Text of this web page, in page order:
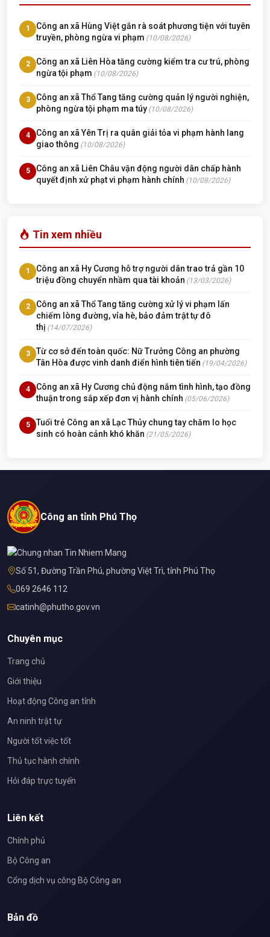
1
Công an xã Hùng Việt gắn rà soát phương tiện với tuyên
truyền, phòng ngừa vi phạm (10/08/2026)
2
Công an xã Liên Hòa tăng cường kiểm tra cư trú, phòng
ngừa tội phạm (10/08/2026)
3
Công an xã Thổ Tang tăng cường quản lý người nghiện,
phòng ngừa tội phạm ma túy (10/08/2026)
4
Công an xã Yên Trị ra quân giải tỏa vi phạm hành lang
giao thông (10/08/2026)
5
Công an xã Liên Châu vận động người dân chấp hành
quyết định xử phạt vi phạm hành chính (10/08/2026)
Tin xem nhiều
1
Công an xã Hy Cương hỗ trợ người dân trao trả gần 10
triệu đồng chuyển nhầm qua tài khoản (13/03/2026)
2
Công an xã Thổ Tang tăng cường xử lý vi phạm lấn
chiếm lòng đường, vỉa hè, bảo đảm trật tự đô
thị (14/07/2026)
3
Từ cơ sở đến toàn quốc: Nữ Trưởng Công an phường
Tân Hòa được vinh danh điển hình tiên tiến (19/04/2026)
4
Công an xã Hy Cương chủ động nắm tình hình, tạo đồng
thuận trong sắp xếp đơn vị hành chính (05/06/2026)
5
Tuổi trẻ Công an xã Lạc Thủy chung tay chăm lo học
sinh có hoàn cảnh khó khăn (21/05/2026)
Công an tỉnh Phú Thọ
Số 51, Đường Trần Phú, phường Việt Trì, tỉnh Phú Thọ
069 2646 112
catinh@phutho.gov.vn
Chuyên mục
Trang chủ
Giới thiệu
Hoạt động Công an tỉnh
An ninh trật tự
Người tốt việc tốt
Thủ tục hành chính
Hỏi đáp trực tuyến
Liên kết
Chính phủ
Bộ Công an
Cổng dịch vụ công Bộ Công an
Bản đồ